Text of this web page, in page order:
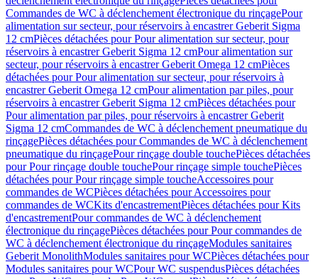
Commandes de WC à déclenchement électronique du rinçagePour
alimentation sur secteur, pour réservoirs à encastrer Geberit Sigma
12 cmPièces détachées pour Pour alimentation sur secteur, pour
réservoirs à encastrer Geberit Sigma 12 cmPour alimentation sur
secteur, pour réservoirs à encastrer Geberit Omega 12 cmPièces
détachées pour Pour alimentation sur secteur, pour réservoirs à
encastrer Geberit Omega 12 cmPour alimentation par piles, pour
réservoirs à encastrer Geberit Sigma 12 cmPièces détachées pour
Pour alimentation par piles, pour réservoirs à encastrer Geberit
Sigma 12 cmCommandes de WC à déclenchement pneumatique du
rinçagePièces détachées pour Commandes de WC à déclenchement
pneumatique du rinçagePour rinçage double touchePièces détachées
pour Pour rinçage double touchePour rinçage simple touchePièces
détachées pour Pour rinçage simple toucheAccessoires pour
commandes de WCPièces détachées pour Accessoires pour
commandes de WCKits d'encastrementPièces détachées pour Kits
d'encastrementPour commandes de WC à déclenchement
électronique du rinçagePièces détachées pour Pour commandes de
WC à déclenchement électronique du rinçageModules sanitaires
Geberit MonolithModules sanitaires pour WCPièces détachées pour
Modules sanitaires pour WCPour WC suspendusPièces détachées